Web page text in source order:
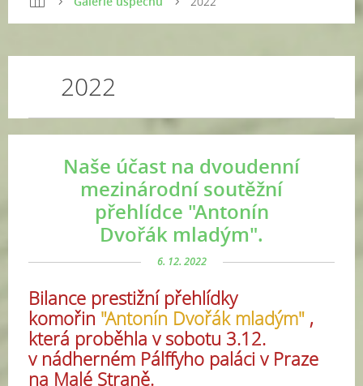
2022
Naše účast na dvoudenní
mezinárodní soutěžní
přehlídce "Antonín
Dvořák mladým".
6. 12. 2022
Bilance prestižní přehlídky
komořin "Antonín Dvořák mladým" ,
která proběhla v sobotu 3.12.
v nádherném Pálffyho paláci v Praze
na Malé Straně.